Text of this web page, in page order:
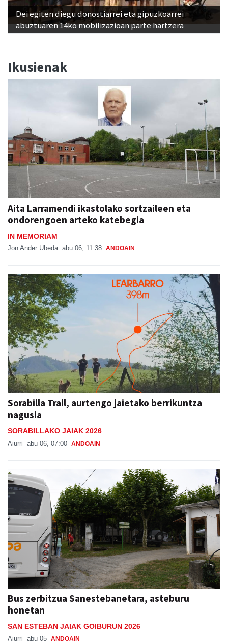
Dei egiten diegu donostiarrei eta gipuzkoarrei
abuztuaren 14ko mobilizazioan parte hartzera
Ikusienak
Aita Larramendi ikastolako sortzaileen eta
ondorengoen arteko katebegia
IN MEMORIAM
Jon Ander Ubeda abu 06, 11:38 ANDOAIN
Sorabilla Trail, aurtengo jaietako berrikuntza
nagusia
SORABILLAKO JAIAK 2026
Aiurri abu 06, 07:00 ANDOAIN
Bus zerbitzua Sanestebanetara, asteburu
honetan
SAN ESTEBAN JAIAK GOIBURUN 2026
Aiurri abu 05 ANDOAIN